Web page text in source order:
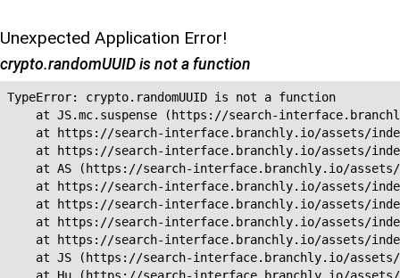
Unexpected Application Error!
crypto.randomUUID is not a function
TypeError: crypto.randomUUID is not a function
at JS.mc.suspense (https://search-
at https://search-interface.branchly.io/assets/
at https://search-interface.branchly.io/assets/
at AS (https://search-interface.branchly.io/
at https://search-interface.branchly.io/assets/
at https://search-interface.branchly.io/assets/
at https://search-interface.branchly.io/assets/
at https://search-interface.branchly.io/assets/
at JS (https://search-interface.branchly.io/